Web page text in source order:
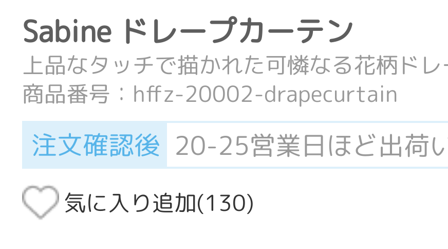
Sabine ドレープカーテン
上品なタッチで描かれた可憐なる花柄ド
商品番号：hffz-20002-drapecurtain
注文確認後 20-25営業日ほど出荷
気に入り追加(130)